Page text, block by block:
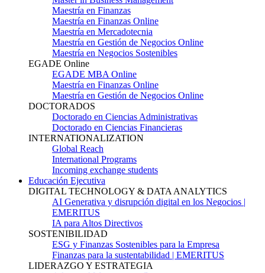
Maestría en Finanzas
Maestría en Finanzas Online
Maestría en Mercadotecnia
Maestría en Gestión de Negocios Online
Maestría en Negocios Sostenibles
EGADE Online
EGADE MBA Online
Maestría en Finanzas Online
Maestría en Gestión de Negocios Online
DOCTORADOS
Doctorado en Ciencias Administrativas
Doctorado en Ciencias Financieras
INTERNATIONALIZATION
Global Reach
International Programs
Incoming exchange students
Educación Ejecutiva
DIGITAL TECHNOLOGY & DATA ANALYTICS
AI Generativa y disrupción digital en los Negocios |
EMERITUS
IA para Altos Directivos
SOSTENIBILIDAD
ESG y Finanzas Sostenibles para la Empresa
Finanzas para la sustentabilidad | EMERITUS
LIDERAZGO Y ESTRATEGIA